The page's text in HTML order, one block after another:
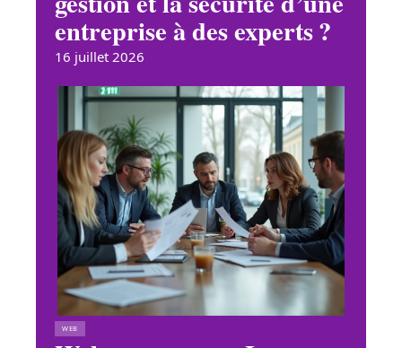
entreprise à des experts ?
16 juillet 2026
WEB